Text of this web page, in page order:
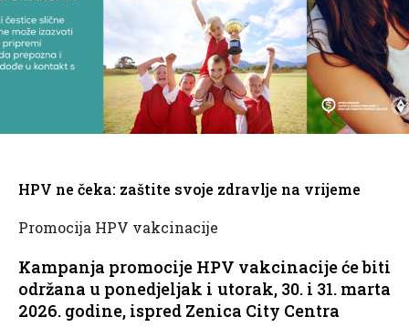
HPV ne čeka: zaštite svoje zdravlje na vrijeme
Promocija HPV vakcinacije
Kampanja promocije HPV vakcinacijeće biti
održana u ponedjeljak i utorak, 30. i 31. marta
2026. godine, ispred Zenica City Centra